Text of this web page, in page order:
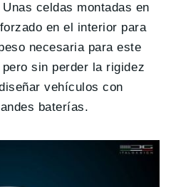
Unas celdas montadas en
en el interior para
necesaria para este
sin perder la rigidez
vehículos con
baterías.